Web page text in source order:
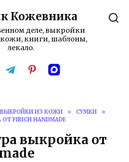
Кожевника
деле, выкройки
книги, шаблоны,
лекало.
ВЫКРОЙКИ ИЗ КОЖИ » СУМКИ
»
FIBICH HANDMADE
выкройка от